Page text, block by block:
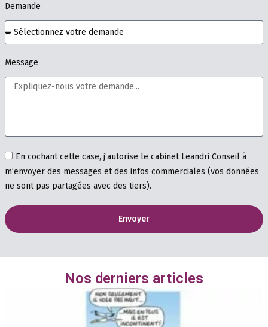
Demande
Message
En cochant cette case, j’autorise le cabinet Leandri Conseil à
m’envoyer des messages et des infos commerciales (vos données
ne sont pas partagées avec des tiers).
Envoyer
Nos derniers articles